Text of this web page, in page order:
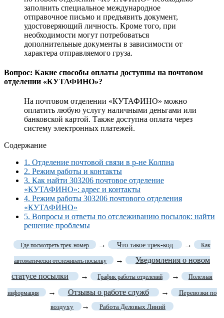
заполнить специальное международное
отправочное письмо и предъявить документ,
удостоверяющий личность. Кроме того, при
необходимости могут потребоваться
дополнительные документы в зависимости от
характера отправляемого груза.
Вопрос: Какие способы оплаты доступны на почтовом
отделении «КУТАФИНО»?
На почтовом отделении «КУТАФИНО» можно
оплатить любую услугу наличными деньгами или
банковской картой. Также доступна оплата через
систему электронных платежей.
Содержание
1. Отделение почтовой связи в р-не Колпна
2. Режим работы и контакты
3. Как найти 303206 почтовое отделение
«КУТАФИНО»: адрес и контакты
4. Режим работы 303206 почтового отделения
«КУТАФИНО»
5. Вопросы и ответы по отслеживанию посылок: найти
решение проблемы
Где посмотреть трек-номер → Что такое трек-код → Как
автоматически отслеживать посылку →
Уведомления о новом
статусе посылки
→ График работы отделений → Полезная
информация → Отзывы о работе служб →
Перевозки по
воздуху
→ Работа Деловых Линий